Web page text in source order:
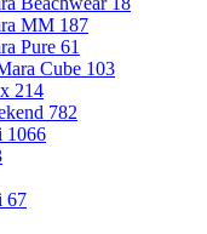
MM 187
Pure 61
Cube 103
214
782
1066
67